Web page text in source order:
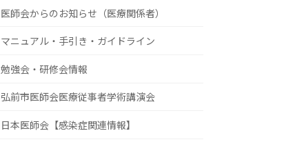
医師会からのお知らせ（医療関係者）
マニュアル・手引き・ガイドライン
勉強会・研修会情報
弘前市医師会医療従事者学術講演会
日本医師会【感染症関連情報】